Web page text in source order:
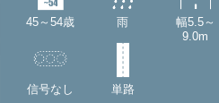
45～54歳 雨
幅5.5～
9.0m
信号なし 単路